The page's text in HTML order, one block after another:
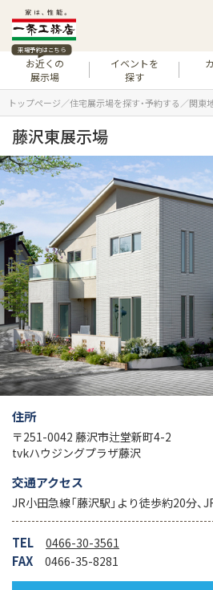
来場予約はこちら
お近くの
展示場
イベントを
探す
トップページ 住宅展示場を探す・予約する 関東
藤沢東展示場
住所
〒251-0042 藤沢市辻堂新町4-2
tvkハウジングプラザ藤沢
交通アクセス
JR小田急線「藤沢駅」より徒歩約20分、
TEL 0466-30-3561
FAX 0466-35-8281